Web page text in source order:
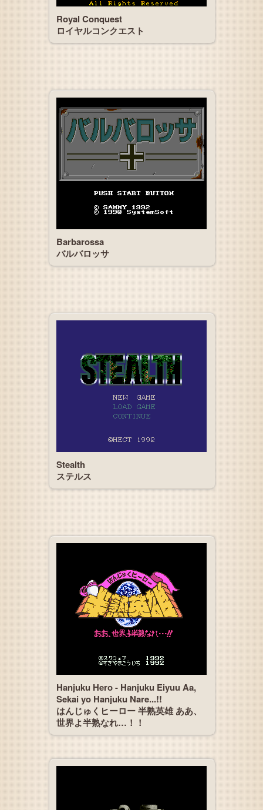
Royal Conquest
ロイヤルコンクエスト
Barbarossa
バルバロッサ
Stealth
ステルス
Hanjuku Hero - Hanjuku Eiyuu Aa,
Sekai yo Hanjuku Nare...!!
はんじゅくヒーロー 半熟英雄 ああ、
世界よ半熟なれ…！！